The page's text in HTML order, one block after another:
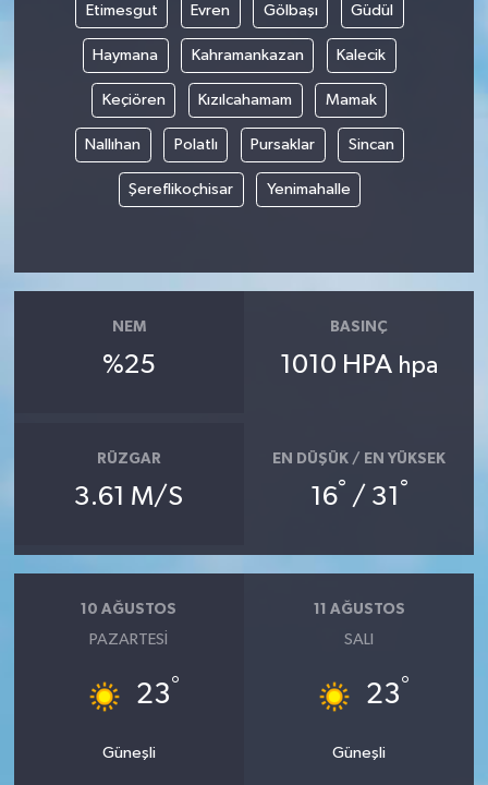
Etimesgut Evren Gölbaşı Güdül
Haymana Kahramankazan Kalecik
Keçiören Kızılcahamam Mamak
Nallıhan Polatlı Pursaklar Sincan
Şereflikoçhisar Yenimahalle
NEM
%25
BASINÇ
1010 HPA hpa
RÜZGAR
3.61 M/S
EN DÜŞÜK / EN YÜKSEK
16° / 31 °
10 AĞUSTOS
PAZARTESI
23°
Güneşli
11 AĞUSTOS
SALI
23°
Güneşli